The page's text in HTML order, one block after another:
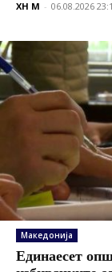
XH M - 06.08.2026
Македонија
Единаесет